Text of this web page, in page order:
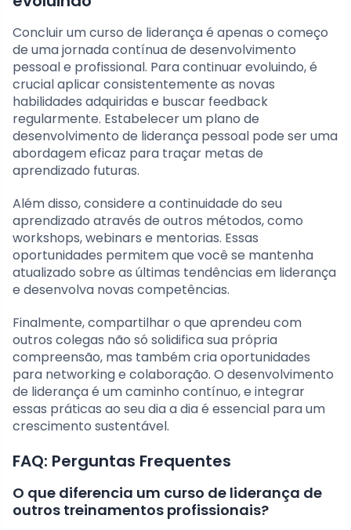
Concluir um curso de liderança é apenas o começo
de uma jornada contínua de desenvolvimento
pessoal e profissional. Para continuar evoluindo, é
crucial aplicar consistentemente as novas
habilidades adquiridas e buscar feedback
regularmente. Estabelecer um plano de
desenvolvimento de liderança pessoal pode ser uma
abordagem eficaz para traçar metas de
aprendizado futuras.
Além disso, considere a continuidade do seu
aprendizado através de outros métodos, como
workshops, webinars e mentorias. Essas
oportunidades permitem que você se mantenha
atualizado sobre as últimas tendências em liderança
e desenvolva novas competências.
Finalmente, compartilhar o que aprendeu com
outros colegas não só solidifica sua própria
compreensão, mas também cria oportunidades
para networking e colaboração. O desenvolvimento
de liderança é um caminho contínuo, e integrar
essas práticas ao seu dia a dia é essencial para um
crescimento sustentável.
FAQ: Perguntas Frequentes
O que diferencia um curso de liderança de
outros treinamentos profissionais?